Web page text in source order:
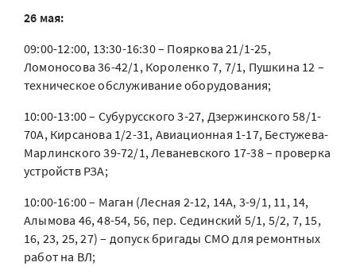
26 мая:
09:00-12:00, 13:30-16:30 – Пояркова 21/1-25,
Ломоносова 36-42/1, Короленко 7, 7/1, Пушкина 12 –
техническое обслуживание оборудования;
10:00-13:00 – Субурусского 3-27, Дзержинского 58/1-
70А, Кирсанова 1/2-31, Авиационная 1-17, Бестужева-
Марлинского 39-72/1, Леваневского 17-38 – проверка
устройств РЗА;
10:00-16:00 – Маган (Лесная 2-12, 14А, 3-9/1, 11, 14,
Алымова 46, 48-54, 56, пер. Сединский 5/1, 5/2, 7, 15,
16, 23, 25, 27) – допуск бригады СМО для ремонтных
работ на ВЛ;